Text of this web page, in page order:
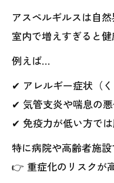
アスペルギルスは自
室内で増えすぎると
例えば…
✔ アレルギー症状（く
✔ 気管支炎や喘息の
✔ 免疫力が低い方で
特に病院や高齢者施設
👉 重症化のリスクが